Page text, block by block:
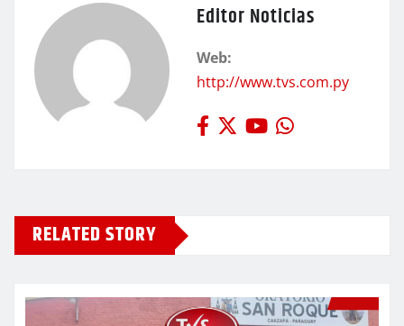
Editor Noticias
Web:
http://www.tvs.com.py
RELATED STORY